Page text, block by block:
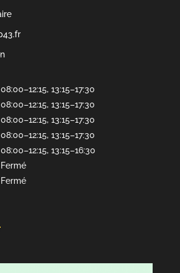
08:00–12:15, 13:15–17:30
08:00–12:15, 13:15–17:30
08:00–12:15, 13:15–17:30
08:00–12:15, 13:15–17:30
08:00–12:15, 13:15–16:30
Fermé
Fermé